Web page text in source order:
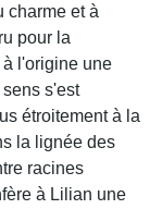
charme et à
pour la
l'origine une
s'est
étroitement à la
la lignée des
racines
à Lilian une